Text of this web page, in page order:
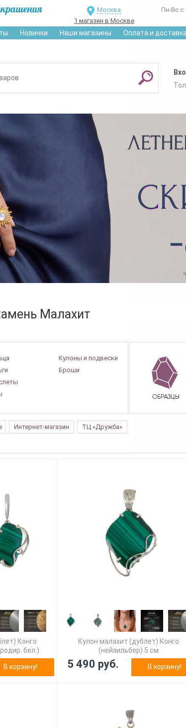
Москва
1 магазин в Москве
Пн-Вс с
Новинки Наши магазины Оплата и доставка
Малахит
Кулоны и подвески
Броши
Интернет-магазин ТЦ «Дружба»
Конго
бел.)
В корзину!
Кулон малахит (дублет) Конго
(нейзильбер) 5 см
5 490 руб. В корзину!